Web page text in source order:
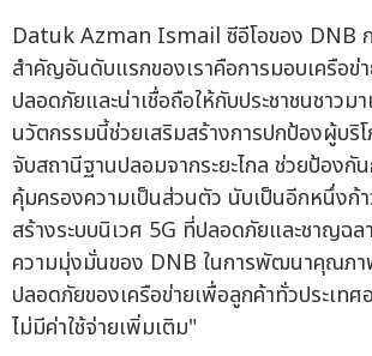
Datuk Azman Ismail ซีอีโอของ DNB
สำคัญอันดับแรกของเราคือการมอบเครือข่
ปลอดภัยและน่าเชื่อถือให้กับประชาชนชาวมา
นวัตกรรมนี้ช่วยเสริมสร้างการปกป้องผู้บริ
จับสถานีฐานปลอมจากระยะไกล ช่วยป้องกั
คุ้มครองความเป็นส่วนตัว นับเป็นอีกหนึ่งก้
สร้างระบบนิเวศ 5G ที่ปลอดภัยและชาญฉ
ความมุ่งมั่นของ DNB ในการพัฒนาคุณภา
ปลอดภัยของเครือข่ายเพื่อลูกค้าทั่วประเทศ
ไม่มีค่าใช้จ่ายเพิ่มเติม"